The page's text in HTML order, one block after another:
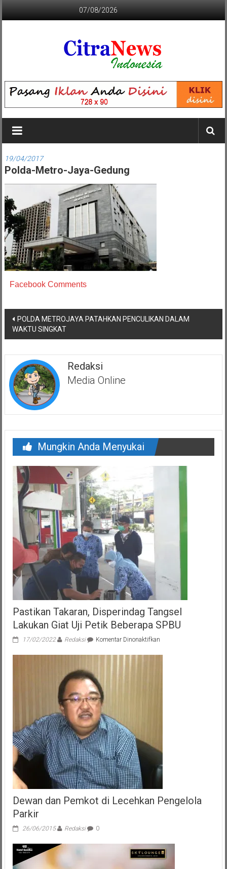
07/08/2026
CITRANEWS
INDONESIA
BERANI
DAN
KRISTIS
19/04/2017
Polda-Metro-Jaya-Gedung
Facebook Comments
Navigasi
pos
POLDA METROJAYA PATAHKAN PENCULIKAN DALAM
WAKTU SINGKAT
Redaksi
Media Online
Mungkin Anda Menyukai
Pastikan Takaran, Disperindag Tangsel
Lakukan Giat Uji Petik Beberapa SPBU
17/02/2022 Redaksi Komentar Dinonaktifkanpada
Dewan dan Pemkot di Lecehkan Pengelola
Parkir
26/06/2015 Redaksi 0